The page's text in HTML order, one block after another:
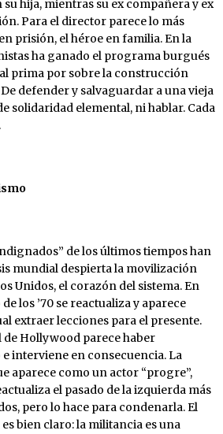
hija, mientras su ex compañera y ex
Para el director parece lo más
prisión, el héroe en familia. En la
ha ganado el programa burgués
prima por sobre la construcción
defender y salvaguardar a una vieja
solidaridad elemental, ni hablar. Cada
de los últimos tiempos han
mundial despierta la movilización
Unidos, el corazón del sistema. En
los ’70 se reactualiza y aparece
extraer lecciones para el presente.
Hollywood parece haber
interviene en consecuencia. La
aparece como un actor “progre”,
el pasado de la izquierda más
pero lo hace para condenarla. El
bien claro: la militancia es una